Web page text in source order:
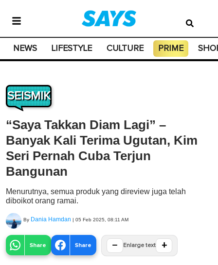
NEWS LIFESTYLE CULTURE PRIME
SEISMIK
“Saya Takkan Diam Lagi” –
Banyak Kali Terima Ugutan, Kim
Seri Pernah Cuba Terjun
Bangunan
Menurutnya, semua produk yang direview juga telah
diboikot orang ramai.
By Dania Hamdan | 05 Feb 2025, 08:11 AM
Share Share − Enlarge text +